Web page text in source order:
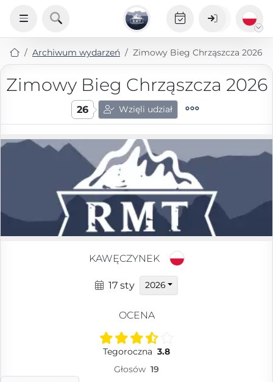
Archiwum wydarzeń Zimowy Bieg Chrząszcza 2026
Zimowy Bieg Chrząszcza 2026
26 Wzięli udział
KAWĘCZYNEK
17 sty 2026
OCENA
Tegoroczna 3.8
Głosów 19